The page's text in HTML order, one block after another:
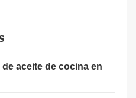
aceite de cocina en